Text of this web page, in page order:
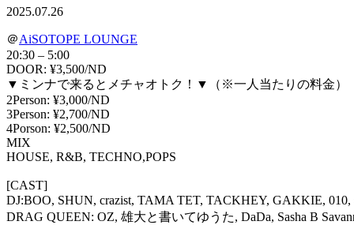
2025.07.26
＠AiSOTOPE LOUNGE
20:30 – 5:00
DOOR: ¥3,500/ND
▼ミンナで来るとメチャオトク！▼（※一人当たりの料金）
2Person: ¥3,000/ND
3Person: ¥2,700/ND
4Porson: ¥2,500/ND
MIX
HOUSE, R&B, TECHNO,POPS
[CAST]
DJ:BOO, SHUN, crazist, TAMA TET, TACKHEY, GAKKIE,
DRAG QUEEN: OZ, 雄大と書いてゆうた, DaDa, Sasha B